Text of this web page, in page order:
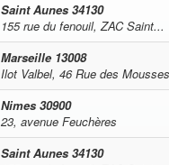
Saint Aunes 34130
155 rue du fenouil, ZAC Saint...
Marseille 13008
Ilot Valbel, 46 Rue des
Nimes 30900
23, avenue Feuchères
Saint Aunes 34130